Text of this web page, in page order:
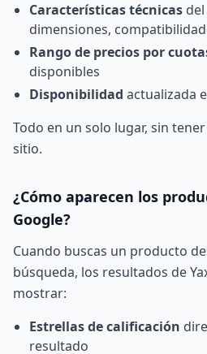
Características técnicas
dimensiones,
Rango de precios por
disponibles
Disponibilidad actualizada
Todo en un solo lugar, sin
sitio.
¿Cómo aparecen los
Google?
Cuando buscas un producto
búsqueda, los resultados de
mostrar:
Estrellas de calificación
resultado